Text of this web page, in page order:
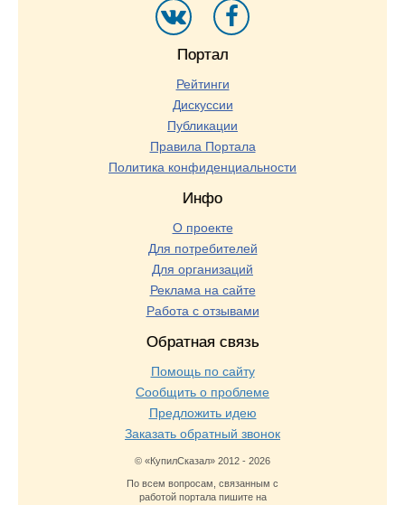
Портал
Рейтинги
Дискуссии
Публикации
Правила Портала
Политика конфиденциальности
Инфо
О проекте
Для потребителей
Для организаций
Реклама на сайте
Работа с отзывами
Обратная связь
Помощь по сайту
Сообщить о проблеме
Предложить идею
Заказать обратный звонок
© «КупилСказал» 2012 - 2026
По всем вопросам, связанным с
работой портала пишите на